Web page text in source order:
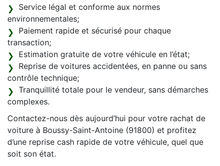
Service légal et conforme aux normes
environnementales;
Paiement rapide et sécurisé pour chaque
transaction;
Estimation gratuite de votre véhicule en l’état;
Reprise de voitures accidentées, en panne ou sans
contrôle technique;
Tranquillité totale pour le vendeur, sans démarches
complexes.
Contactez-nous dès aujourd’hui pour votre rachat de
voiture à Boussy-Saint-Antoine (91800) et profitez
d’une reprise cash rapide de votre véhicule, quel que
soit son état.